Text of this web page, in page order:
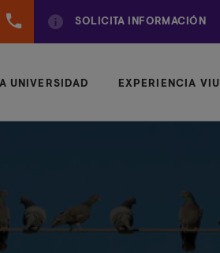
960
SOLICITA INFORMACIÓN
UNIVERSIDAD EXPERIENCIA VIU